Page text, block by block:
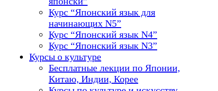
Курс “Японский язык для
начинающих N5”
Курс “Японский язык N4”
Курс “Японский язык N3”
Курсы о культуре
Бесплатные лекции по Японии,
Китаю, Индии, Корее